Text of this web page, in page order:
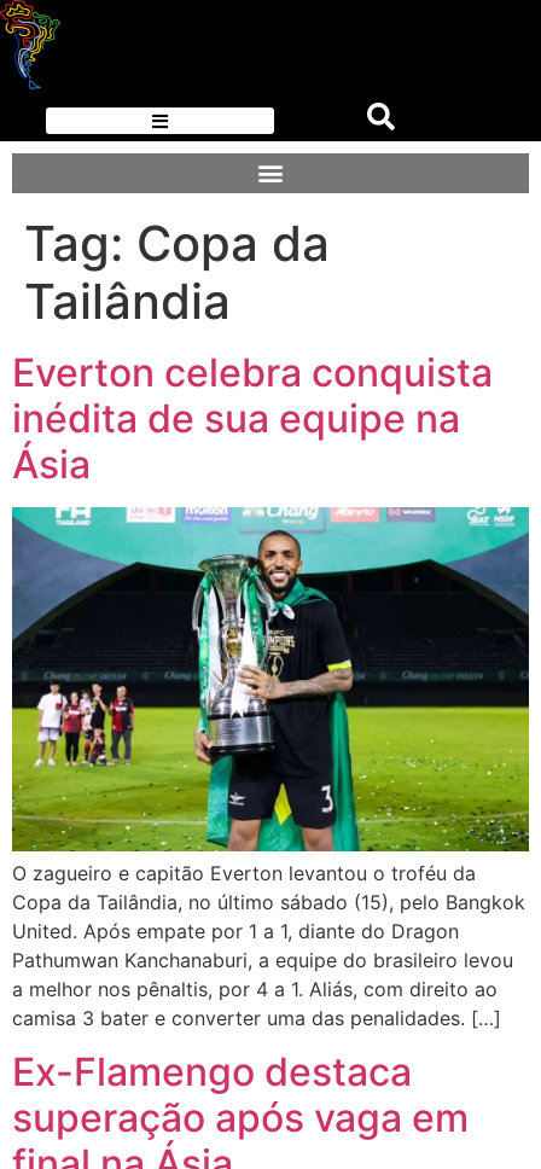
Tag: Copa da
Tailândia
Everton celebra conquista
inédita de sua equipe na
Ásia
O zagueiro e capitão Everton levantou o troféu da
Copa da Tailândia, no último sábado (15), pelo Bangkok
United. Após empate por 1 a 1, diante do Dragon
Pathumwan Kanchanaburi, a equipe do brasileiro levou
a melhor nos pênaltis, por 4 a 1. Aliás, com direito ao
camisa 3 bater e converter uma das penalidades. […]
Ex-Flamengo destaca
superação após vaga em